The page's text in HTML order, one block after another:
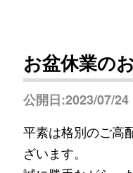
お盆休業の
公開日:2023/07/24
平素は格別のご高
ざいます。